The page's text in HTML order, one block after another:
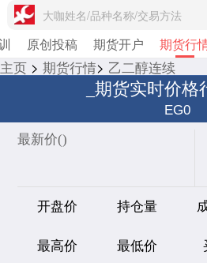
大咖姓名/品种名称/交易方法
原创投稿 期货开户 期货行
主页 > 期货行情> 乙二醇连续
_期货实时价格
EG0
最新价()
开盘价 持仓量
最高价 最低价